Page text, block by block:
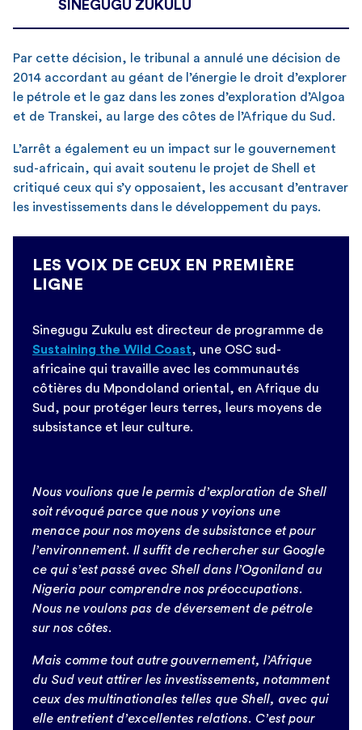
SINEGUGU ZUKULU
Par cette décision, le tribunal a annulé une décision de
2014 accordant au géant de l’énergie le droit d’explorer
le pétrole et le gaz dans les zones d’exploration d’Algoa
et de Transkei, au large des côtes de l’Afrique du Sud.
L’arrêt a également eu un impact sur le gouvernement
sud-africain, qui avait soutenu le projet de Shell et
critiqué ceux qui s’y opposaient, les accusant d’entraver
les investissements dans le développement du pays.
LES VOIX DE CEUX EN PREMIÈRE
LIGNE
Sinegugu Zukulu est directeur de programme de
Sustaining the Wild Coast, une OSC sud-
africaine qui travaille avec les communautés
côtières du Mpondoland oriental, en Afrique du
Sud, pour protéger leurs terres, leurs moyens de
subsistance et leur culture.
Nous voulions que le permis d’exploration de Shell
soit révoqué parce que nous y voyions une
menace pour nos moyens de subsistance et pour
l’environnement. Il suffit de rechercher sur Google
ce qui s’est passé avec Shell dans l’Ogoniland au
Nigeria pour comprendre nos préoccupations.
Nous ne voulons pas de déversement de pétrole
sur nos côtes.
Mais comme tout autre gouvernement, l’Afrique
du Sud veut attirer les investissements, notamment
ceux des multinationales telles que Shell, avec qui
elle entretient d’excellentes relations. C’est pour